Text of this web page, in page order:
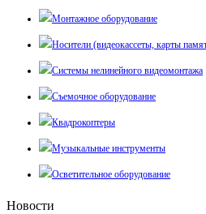
Монтажное оборудование
Носители (видеокассеты, карты
Системы нелинейного видеомонтажа
Съемочное оборудование
Квадрокоптеры
Музыкальные инструменты
Осветительное оборудование
Новости